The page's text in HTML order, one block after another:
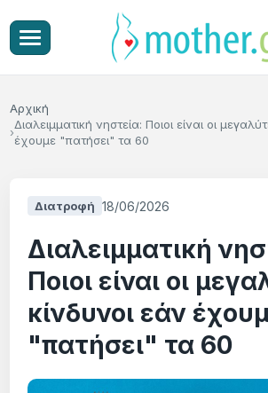
Αρχική
Διαλειμματική νηστεία: Ποιοι είναι οι
έχουμε "πατήσει" τα 60
Διατροφή 18/06/2026
Διαλειμματική
Ποιοι είναι οι
κίνδυνοι εάν
"πατήσει" τα 60